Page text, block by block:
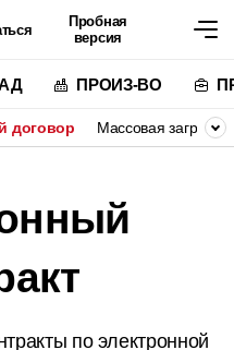
Пробная
версия
ПРОИЗ-ВО
договор Массовая загрузка
по электронной